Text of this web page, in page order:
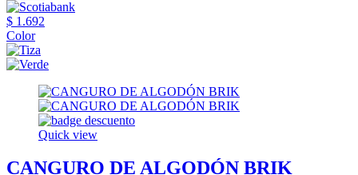
$ 1.692
Color
Quick view
CANGURO DE ALGODÓN BRIK